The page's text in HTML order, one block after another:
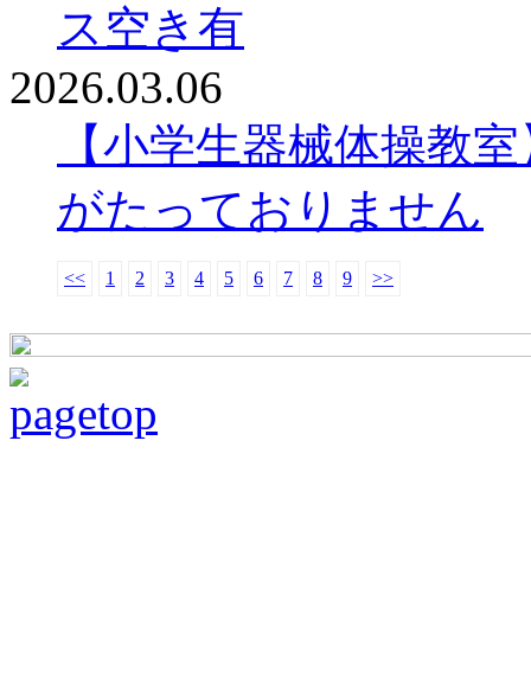
ス空き有
2026.03.06
【小学生器械体操教
がたっておりません
<< 1 2 3 4 5 6 7 8 9 >>